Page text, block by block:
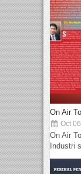
On Air
Oct
On Air
Industri